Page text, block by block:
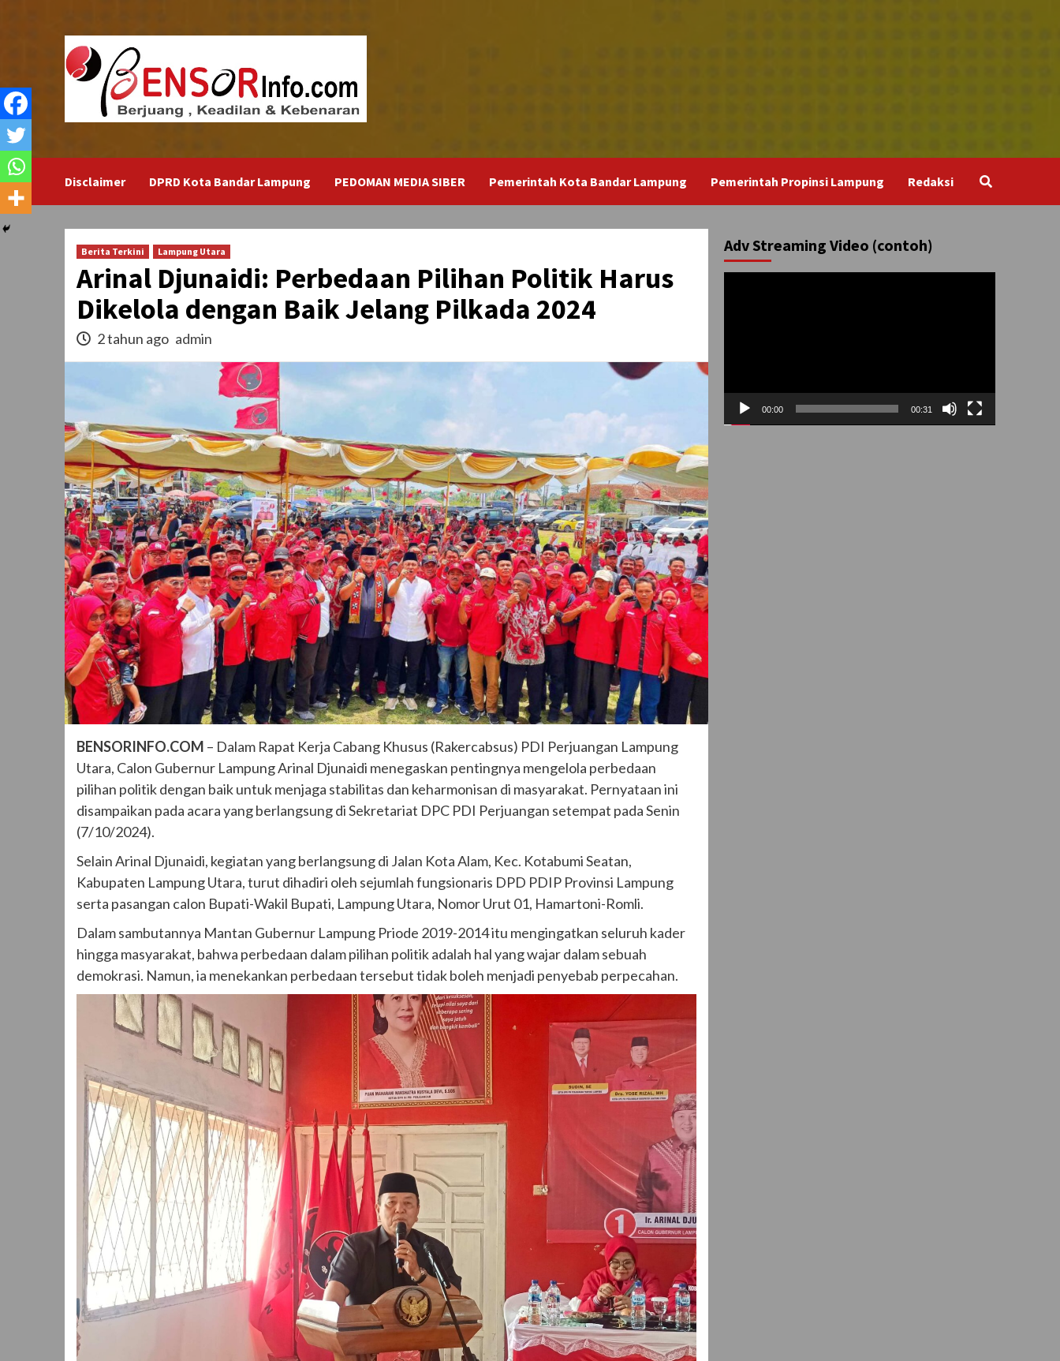
Disclaimer DPRD Kota Bandar Lampung PEDOMAN MEDIA SIBER Pemerintah Kota Bandar Lampung Pemerintah Propinsi Lampung Redaksi
Berita Terkini Lampung Utara
Arinal Djunaidi: Perbedaan Pilihan Politik Harus
Dikelola dengan Baik Jelang Pilkada 2024
2 tahun ago admin
BENSORINFO.COM – Dalam Rapat Kerja Cabang Khusus (Rakercabsus) PDI Perjuangan Lampung
Utara, Calon Gubernur Lampung Arinal Djunaidi menegaskan pentingnya mengelola perbedaan
pilihan politik dengan baik untuk menjaga stabilitas dan keharmonisan di masyarakat. Pernyataan ini
disampaikan pada acara yang berlangsung di Sekretariat DPC PDI Perjuangan setempat pada Senin
(7/10/2024).
Selain Arinal Djunaidi, kegiatan yang berlangsung di Jalan Kota Alam, Kec. Kotabumi Seatan,
Kabupaten Lampung Utara, turut dihadiri oleh sejumlah fungsionaris DPD PDIP Provinsi Lampung
serta pasangan calon Bupati-Wakil Bupati, Lampung Utara, Nomor Urut 01, Hamartoni-Romli.
Dalam sambutannya Mantan Gubernur Lampung Priode 2019-2014 itu mengingatkan seluruh kader
hingga masyarakat, bahwa perbedaan dalam pilihan politik adalah hal yang wajar dalam sebuah
demokrasi. Namun, ia menekankan perbedaan tersebut tidak boleh menjadi penyebab perpecahan.
Adv Streaming Video (contoh)
00:00 00:31